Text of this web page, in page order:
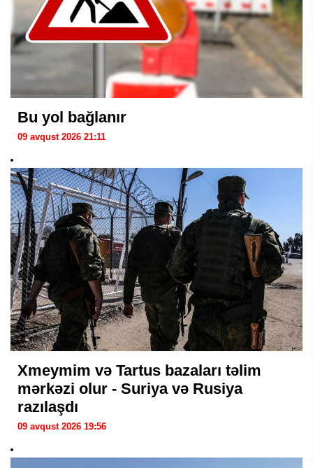
Bu yol bağlanır
09 avqust 2026 21:11
Xmeymim və Tartus bazaları təlim
mərkəzi olur - Suriya və Rusiya
razılaşdı
09 avqust 2026 19:56